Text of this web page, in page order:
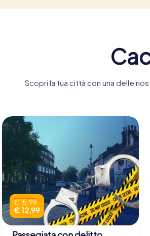
Scopri la tua città con una delle
€ 15,99
€ 12,99